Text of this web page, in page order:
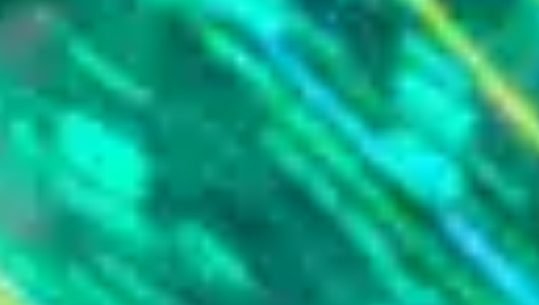
Previews
Gaming-Eventkalender
TV-Programm